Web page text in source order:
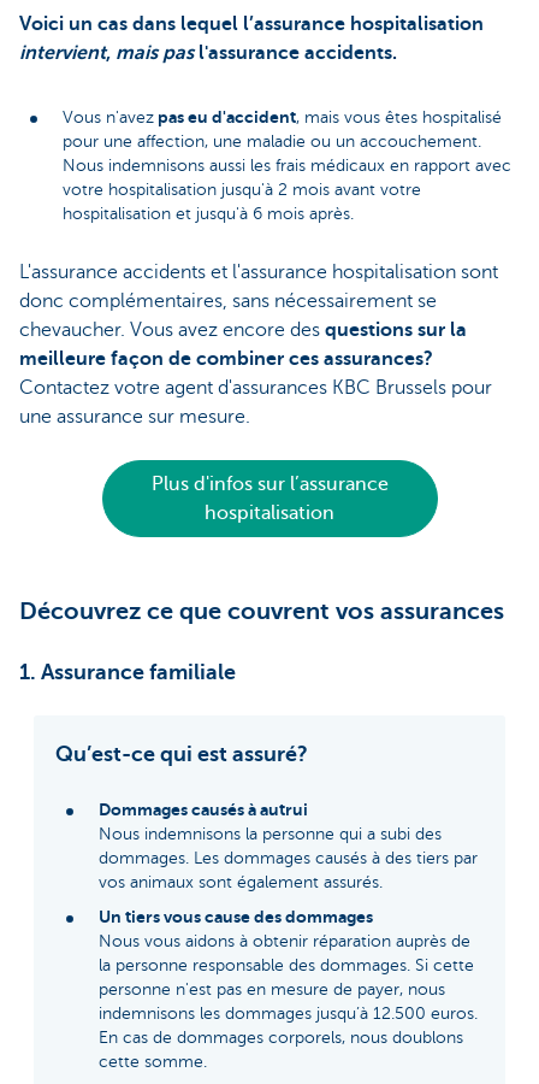
Voici un cas dans lequel l’assurance hospitalisation
intervient, mais pasl'assurance accidents.
Vous n'avez pas eu d'accident, mais vous êtes hospitalisé
pour une affection, une maladie ou un accouchement.
Nous indemnisons aussi les frais médicaux en rapport avec
votre hospitalisation jusqu'à 2 mois avant votre
hospitalisation et jusqu'à 6 mois après.
L'assurance accidents et l'assurance hospitalisation sont
donc complémentaires, sans nécessairement se
chevaucher. Vous avez encore des questions sur la
meilleure façon de combiner ces assurances?
Contactez votre agent d'assurances KBC Brussels pour
une assurance sur mesure.
Plus d'infos sur l’assurance
hospitalisation
Découvrez ce que couvrent vos assurances
1. Assurance familiale
Qu’est-ce qui est assuré?
Dommages causés à autrui
Nous indemnisons la personne qui a subi des
dommages. Les dommages causés à des tiers par
vos animaux sont également assurés.
Un tiers vous cause des dommages
Nous vous aidons à obtenir réparation auprès de
la personne responsable des dommages. Si cette
personne n'est pas en mesure de payer, nous
indemnisons les dommages jusqu’à 12.500 euros.
En cas de dommages corporels, nous doublons
cette somme.